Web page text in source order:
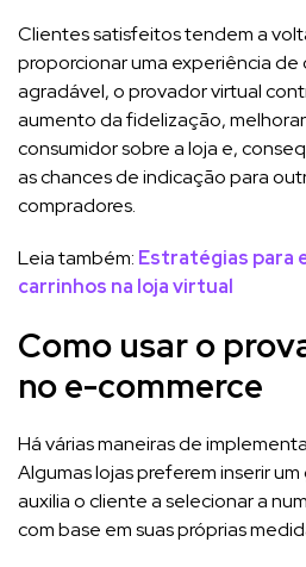
Clientes satisfeitos tendem a
proporcionar uma experiência de
agradável, o provador virtual
aumento da fidelização,
consumidor sobre a loja e,
as chances de indicação para
compradores.
Leia também: Estratégias para
carrinhos na loja virtual
Como usar o
no e-commerce
Há várias maneiras de
Algumas lojas preferem inserir
auxilia o cliente a selecionar a
com base em suas próprias